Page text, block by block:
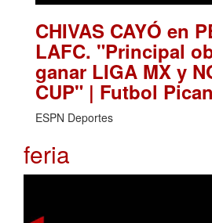
CHIVAS CAYÓ en
LAFC. "Principal
ganar LIGA MX y
CUP" | Futbol
ESPN Deportes
feria